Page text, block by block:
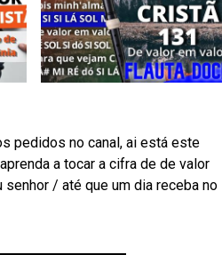
pedidos no canal, ai está este
a tocar a cifra de de valor
/ até que um dia receba no